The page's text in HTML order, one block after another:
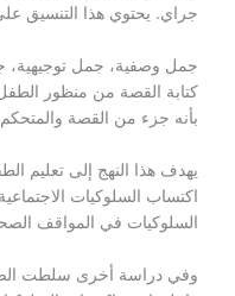
جراي. يحتوي هذا التنسيق
جمل وصفية، جمل توجيهية،
كتابة القصة من منظور
بأنه جزء من القصة والمتحكم
يهدف هذا النهج إلى تعليم
اكتساب السلوكيات
السلوكيات في المواقف
وفي دراسة أخرى سلطت